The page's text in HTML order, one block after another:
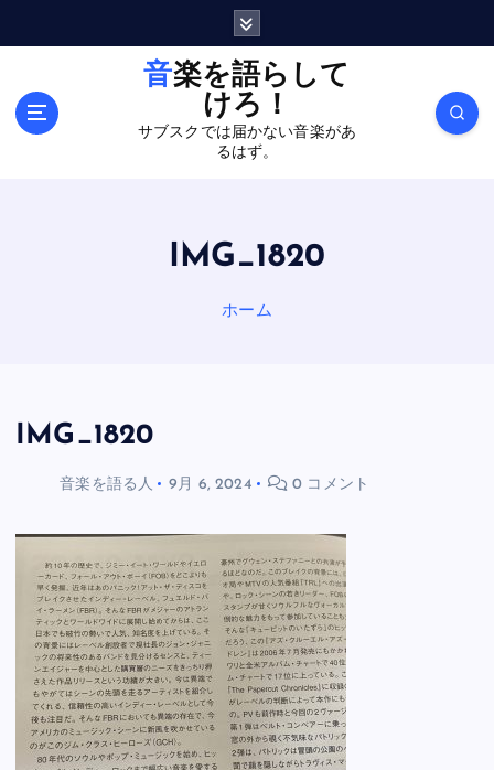
音楽を語らして
けろ！
サブスクでは届かない音楽があ
るはず。
IMG_1820
ホーム
IMG_1820
音楽を語る人 9月 6, 2024 0 コメント